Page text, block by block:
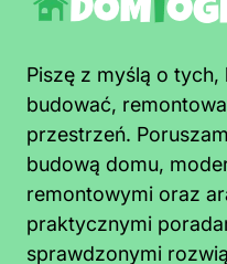
Piszę z myślą o
budować,
przestrzeń.
budową domu,
remontowymi oraz
praktycznymi
sprawdzonymi